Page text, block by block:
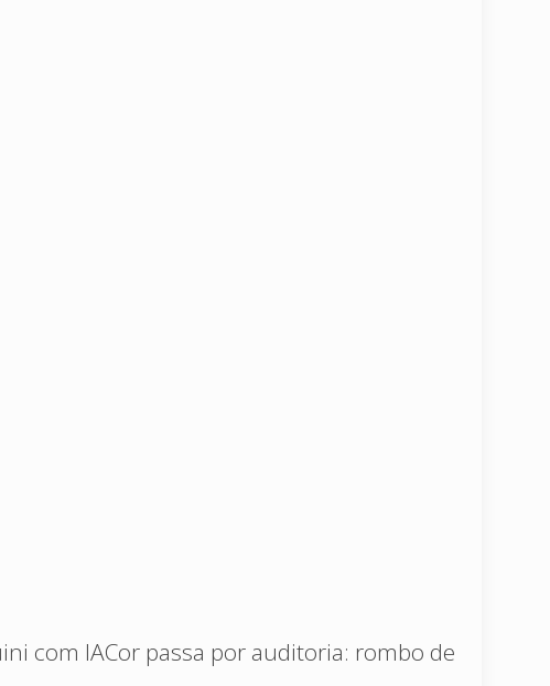
com IACor passa por auditoria: rombo de